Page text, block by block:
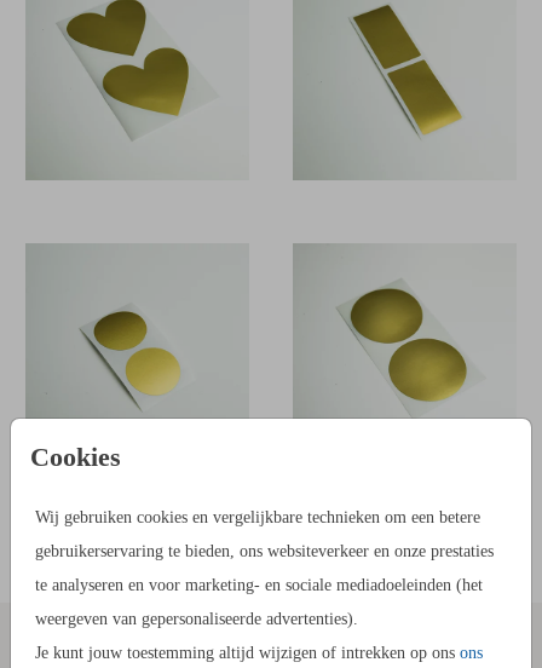
Cookies
Wij gebruiken cookies en vergelijkbare technieken om een betere
gebruikerservaring te bieden, ons websiteverkeer en onze prestaties
te analyseren en voor marketing- en sociale mediadoeleinden (het
weergeven van gepersonaliseerde advertenties).
Je kunt jouw toestemming altijd wijzigen of intrekken op ons ons